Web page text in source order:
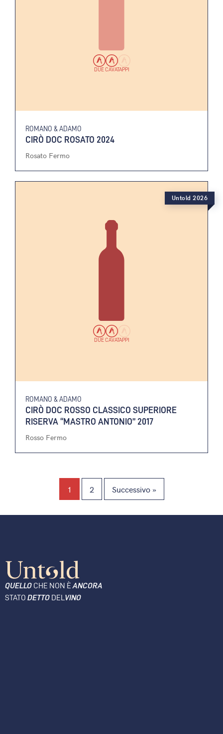
DUE CAVATAPPI
ROMANO & ADAMO
CIRÒ DOC ROSATO 2024
Rosato Fermo
DUE CAVATAPPI
ROMANO & ADAMO
CIRÒ DOC ROSSO CLASSICO SUPERIORE
RISERVA “MASTRO ANTONIO” 2017
Rosso Fermo
Untold 2026
1 2 Successivo »
QUELLO CHE NON ÈANCORA
STATO DETTO DELVINO